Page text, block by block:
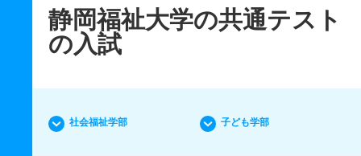
静岡福祉大学の共通テスト
の入試
社会福祉学部 子ども学部